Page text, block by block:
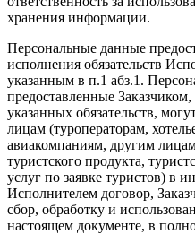
хранения информации.
Персональные данные
исполнения обязательств
указанным в п.1 абз.1.
предоставленные
указанных обязательств,
лицам (туроператорам,
авиакомпаниям, другим
туристского продукта,
услуг по заявке туристов) в
Исполнителем договор,
сбор, обработку и
настоящем документе, в